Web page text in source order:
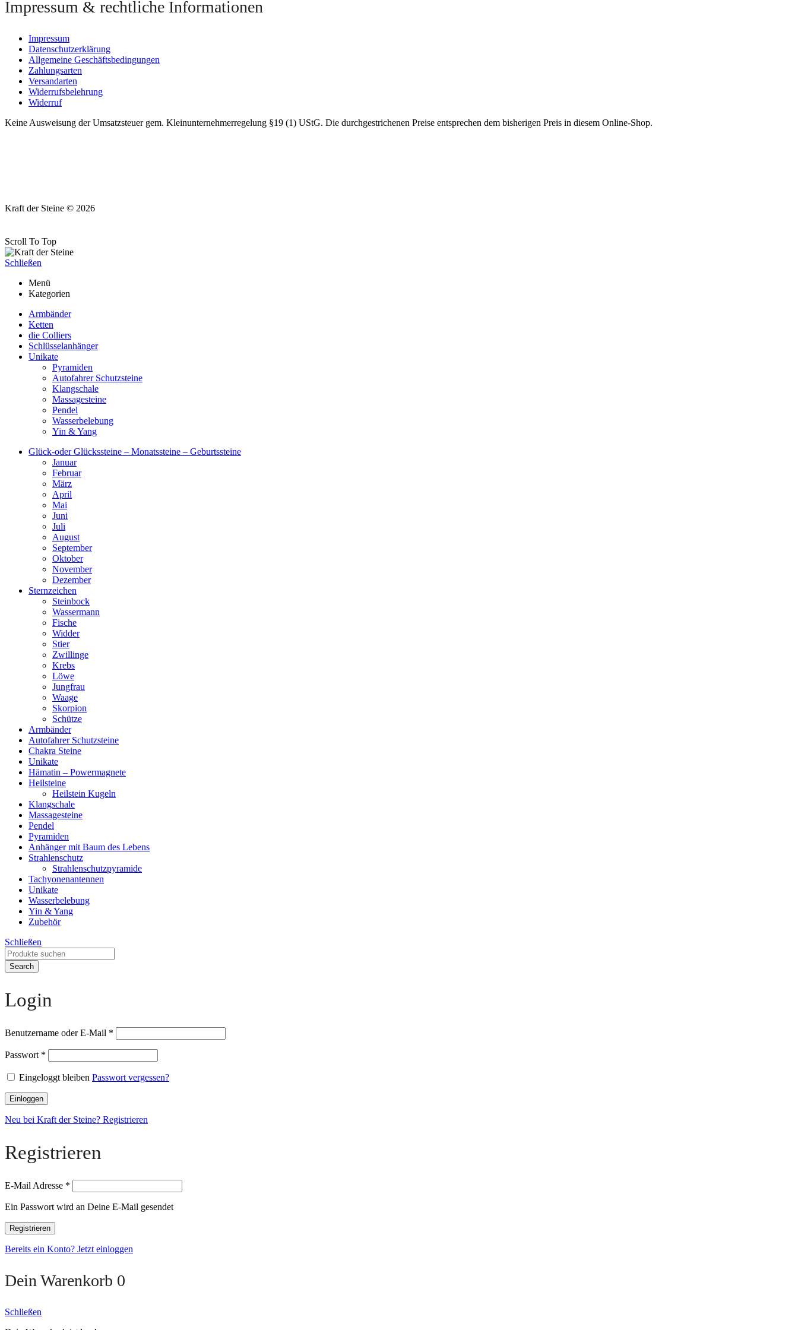
Impressum & rechtliche Informationen
Impressum
Datenschutzerklärung
Allgemeine Geschäftsbedingungen
Zahlungsarten
Versandarten
Widerrufsbelehrung
Widerruf
Keine Ausweisung der Umsatzsteuer gem. Kleinunternehmerregelung §19 (1) UStG. Die durchgestrichenen Preise entsprechen dem bisherigen Preis in diesem Online-Shop.
Kraft der Steine © 2026
Scroll To Top
Schließen
Menü
Kategorien
Armbänder
Ketten
die Colliers
Schlüsselanhänger
Unikate
Pyramiden
Autofahrer Schutzsteine
Klangschale
Massagesteine
Pendel
Wasserbelebung
Yin & Yang
Glück-oder Glückssteine – Monatssteine – Geburtssteine
Januar
Februar
März
April
Mai
Juni
Juli
August
September
Oktober
November
Dezember
Sternzeichen
Steinbock
Wassermann
Fische
Widder
Stier
Zwillinge
Krebs
Löwe
Jungfrau
Waage
Skorpion
Schütze
Armbänder
Autofahrer Schutzsteine
Chakra Steine
Unikate
Hämatin – Powermagnete
Heilsteine
Heilstein Kugeln
Klangschale
Massagesteine
Pendel
Pyramiden
Anhänger mit Baum des Lebens
Strahlenschutz
Strahlenschutzpyramide
Tachyonenantennen
Unikate
Wasserbelebung
Yin & Yang
Zubehör
Schließen
Search
Login
Benutzername oder E-Mail *
Passwort *
Eingeloggt bleiben Passwort vergessen?
Einloggen
Neu bei Kraft der Steine? Registrieren
Registrieren
E-Mail Adresse *
Ein Passwort wird an Deine E-Mail gesendet
Registrieren
Bereits ein Konto? Jetzt einloggen
Dein Warenkorb 0
Schließen